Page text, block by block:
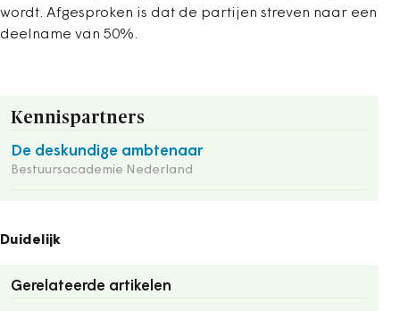
wordt. Afgesproken is dat de partijen streven naar een
deelname van 50%.
Kennispartners
De deskundige ambtenaar
Bestuursacademie Nederland
Duidelijk
Gerelateerde artikelen